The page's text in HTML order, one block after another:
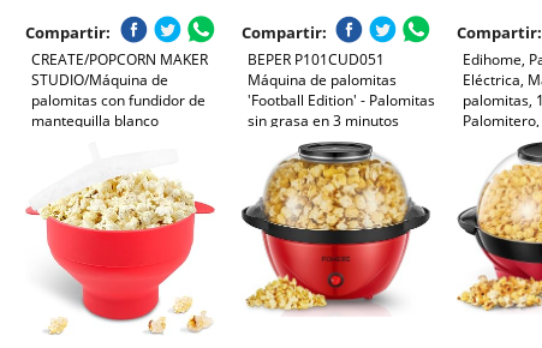
Compartir:
CREATE/POPCORN MAKER
STUDIO/Máquina de
palomitas con fundidor de
mantequilla blanco
min, Palomitas dulces o
saladas, 500W
Compartir:
BEPER P101CUD051
Máquina de palomitas
'Football Edition' - Palomitas
sin grasa en 3 minutos
Compartir:
Edihome,
Eléctrica,
palomitas,
Maíz listas
Popcorn